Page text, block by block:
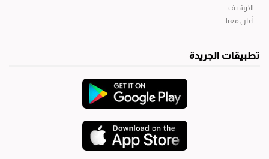
الارشيف
أعلن معنا
تطبيقات الجريدة